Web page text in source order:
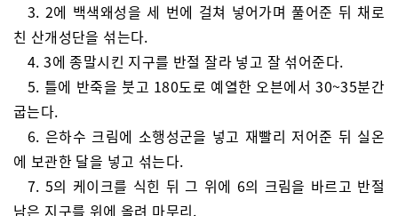
3. 2에 백색왜성을 세 번에 걸쳐 넣어가며 풀어준 뒤 채로
친 산개성단을 섞는다.
4. 3에 종말시킨 지구를 반절 잘라 넣고 잘 섞어준다.
5. 틀에 반죽을 붓고 180도로 예열한 오븐에서 30~35분간
굽는다.
6. 은하수 크림에 소행성군을 넣고 재빨리 저어준 뒤 실온
에 보관한 달을 넣고 섞는다.
7. 5의 케이크를 식힌 뒤 그 위에 6의 크림을 바르고 반절
남은 지구를 위에 올려 마무리.